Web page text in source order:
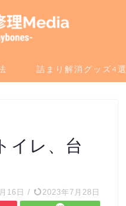
詰まり解消グッズ4選
イレ、台
16日 / 2023年7月28日